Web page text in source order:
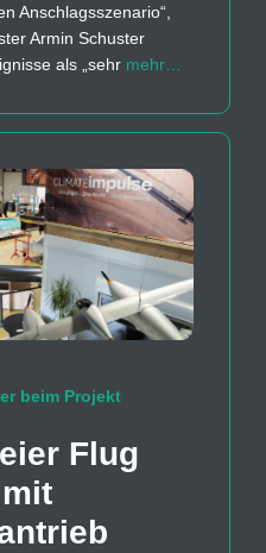
Anschlagsszenario“,
Armin Schuster
als „sehr mehr…
beim Projekt
Flug